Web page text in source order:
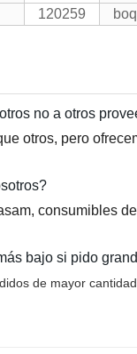
120259
no a otros
otros, pero
consumibles
bajo si pido
de mayor